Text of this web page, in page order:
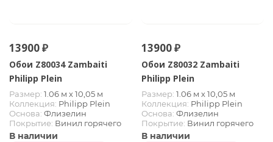
13900 ₽
Обои Z80034 Zambaiti
Philipp Plein
Размер: 1.06 м х 10,05 м
Коллекция: Philipp Plein
Основа: Флизелин
Покрытие: Винил горячего
тиснения
В наличии
13900 ₽
Обои Z80032 Zambaiti
Philipp Plein
Размер: 1.06 м х 10,05 м
Коллекция: Philipp Plein
Основа: Флизелин
Покрытие: Винил горячего
тиснения
В наличии